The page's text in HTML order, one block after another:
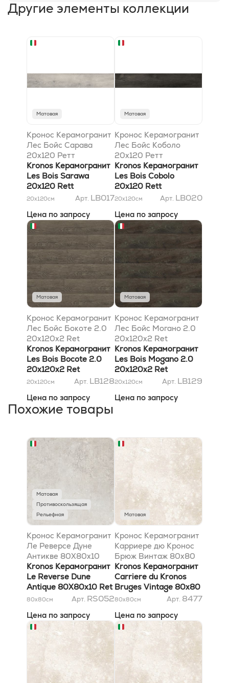
Другие элементы коллекции
Матовая
Кронос Керамогранит
Лес Бойс Сарава
20x120 Ретт
Kronos Керамогранит
Les Bois Sarawa
20x120 Rett
20x120см Арт. LB017
Цена по запросу
Матовая
Кронос Керамогранит
Лес Бойс Коболо
20x120 Ретт
Kronos Керамогранит
Les Bois Cobolo
20x120 Rett
20x120см Арт. LB020
Цена по запросу
Матовая
Кронос Керамогранит
Лес Бойс Бокоте 2.0
20x120х2 Ret
Kronos Керамогранит
Les Bois Bocote 2.0
20x120х2 Ret
20x120см Арт. LB128
Цена по запросу
Матовая
Кронос Керамогранит
Лес Бойс Могано 2.0
20x120х2 Ret
Kronos Керамогранит
Les Bois Mogano 2.0
20x120х2 Ret
20x120см Арт. LB129
Цена по запросу
Похожие товары
Матовая
Противоскользящая
Рельефная
Кронос Керамогранит
Ле Реверсе Дуне
Антикве 80X80х10
Ret
Kronos Керамогранит
Le Reverse Dune
Antique 80X80х10 Ret
80x80см Арт. RS052
Цена по запросу
Матовая
Кронос Керамогранит
Карриере дю Кронос
Брюж Винтаж 80х80
лаппатированный ret,
10mm
Kronos Керамогранит
Carriere du Kronos
Bruges Vintage 80х80
Lappato ret, 10mm
80x80см Арт. 8477
Цена по запросу